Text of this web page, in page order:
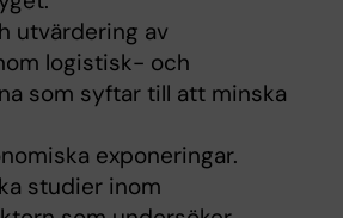
utvärdering av
logistisk- och
som syftar till att minska
exponeringar.
studier inom